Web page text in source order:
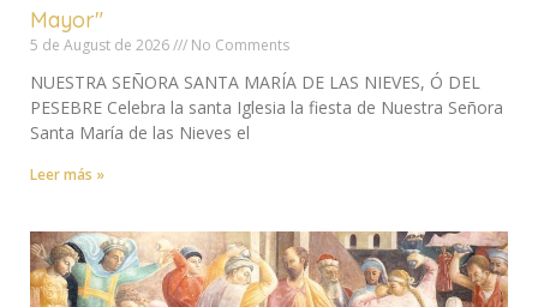
Mayor"
5 de August de 2026 No Comments
NUESTRA SEÑORA SANTA MARÍA DE LAS NIEVES, Ó DEL
PESEBRE Celebra la santa Iglesia la fiesta de Nuestra Señora
Santa María de las Nieves el
Leer más »